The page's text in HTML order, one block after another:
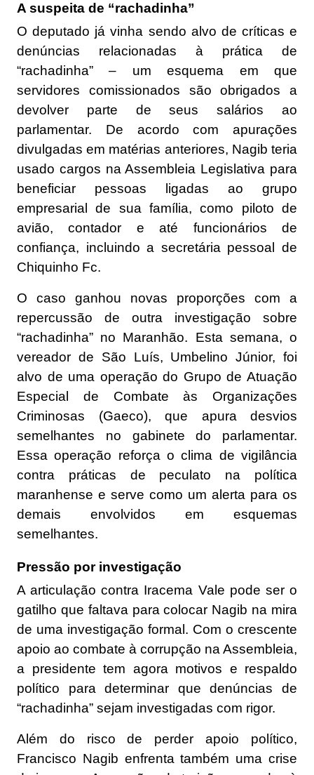
A suspeita de “rachadinha”
O deputado já vinha sendo alvo de críticas e
denúncias relacionadas à prática de
“rachadinha” – um esquema em que
servidores comissionados são obrigados a
devolver parte de seus salários ao
parlamentar. De acordo com apurações
divulgadas em matérias anteriores, Nagib teria
usado cargos na Assembleia Legislativa para
beneficiar pessoas ligadas ao grupo
empresarial de sua família, como piloto de
avião, contador e até funcionários de
confiança, incluindo a secretária pessoal de
Chiquinho Fc.
O caso ganhou novas proporções com a
repercussão de outra investigação sobre
“rachadinha” no Maranhão. Esta semana, o
vereador de São Luís, Umbelino Júnior, foi
alvo de uma operação do Grupo de Atuação
Especial de Combate às Organizações
Criminosas (Gaeco), que apura desvios
semelhantes no gabinete do parlamentar.
Essa operação reforça o clima de vigilância
contra práticas de peculato na política
maranhense e serve como um alerta para os
demais envolvidos em esquemas
semelhantes.
Pressão por investigação
A articulação contra Iracema Vale pode ser o
gatilho que faltava para colocar Nagib na mira
de uma investigação formal. Com o crescente
apoio ao combate à corrupção na Assembleia,
a presidente tem agora motivos e respaldo
político para determinar que denúncias de
“rachadinha” sejam investigadas com rigor.
Além do risco de perder apoio político,
Francisco Nagib enfrenta também uma crise